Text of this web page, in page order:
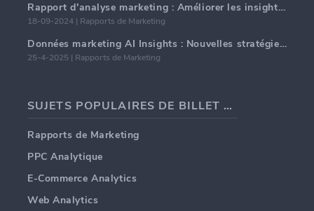
Rapport d'analyse marketing : Améliorer les insights commerciaux
18-09-2024 | Rapports de Marketing
Données marketing AI Insights : Nouvelles stratégies commerciales pour 2024
25-4-2025 | Rapports de Marketing
SUJETS POPULAIRES DE BILLET DE BLOG
Rapports de Marketing
PPC Analytique
E-Commerce Analytics
Web Analytics